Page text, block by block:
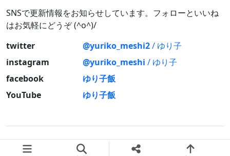
SNSで更新情報をお知らせしています。フォローといいね
はお気軽にどうぞ (^o^)/
twitter
@yuriko_meshi2/ ゆり子
instagram
@yuriko_meshi / ゆり子
facebook
ゆり子飯
YouTube
ゆり子飯
© 2026 ゆり子飯 All rights reserved.